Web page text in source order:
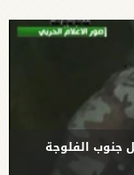
جنوب الفلوجة